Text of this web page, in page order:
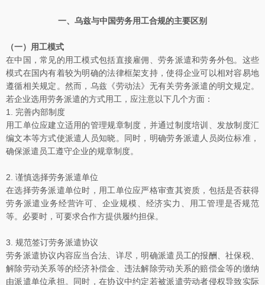
一、乌兹与中国劳务用工合规的主要区别
（一）用工模式
在中国，常见的用工模式包括直接雇佣、劳务派遣和劳务外包。这些
模式在国内有着较为明确的法律框架支持，使得企业可以相对容易地
遵循相关规定。然而，乌兹《劳动法》无有关劳务派遣的明文规定。
若企业选用劳务派遣的方式用工，应注意以下几个方面：
1. 完善内部制度
用工单位应建立适用的管理规章制度，并通过制度培训、发放制度汇
编文本等方式使派遣人员知晓。同时，明确劳务派遣人员岗位标准，
确保派遣员工遵守企业的规章制度。
2. 谨慎选择劳务派遣单位
在选择劳务派遣单位时，用工单位应严格审查其资质，包括是否获得
劳务派遣业务经营许可、企业规模、经济实力、用工管理是否规范
等。必要时，可要求合作方提供履约担保。
3. 规范签订劳务派遣协议
劳务派遣协议内容应当合法、详尽，明确派遣员工的报酬、社保税、
解除劳动关系等的经济补偿金、违法解除劳动关系的赔偿金等的缴纳
由派遣单位承担。同时，在协议中约定若被派遣劳动者侵权导致实际